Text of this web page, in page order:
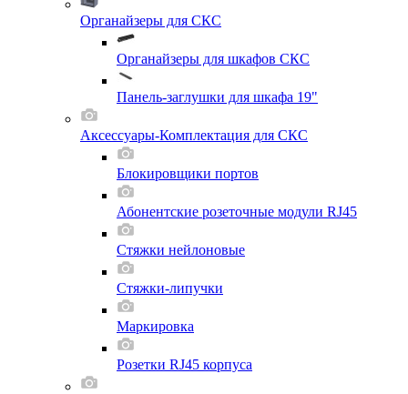
Органайзеры для СКС
Органайзеры для шкафов СКС
Панель-заглушки для шкафа 19"
Аксессуары-Комплектация для СКС
Блокировщики портов
Абонентские розеточные модули RJ45
Стяжки нейлоновые
Стяжки-липучки
Маркировка
Розетки RJ45 корпуса